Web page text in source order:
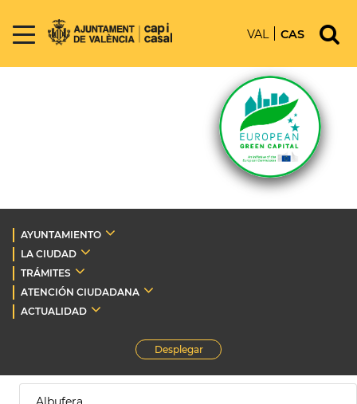
VAL CAS
AYUNTAMIENTO
LA CIUDAD
TRÁMITES
ATENCIÓN CIUDADANA
ACTUALIDAD
Desplegar